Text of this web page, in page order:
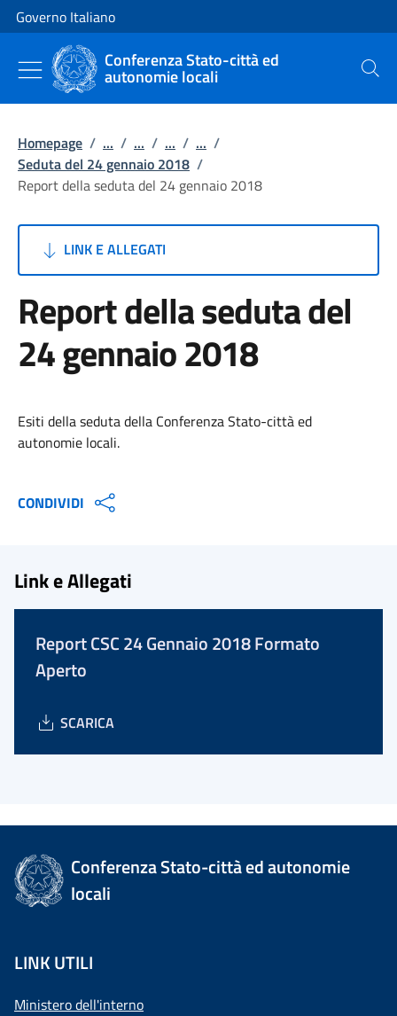
Vai al contenuto
Vai alla navigazione del sito
Governo Italiano
Conferenza Stato-città ed
autonomie locali Cerca
Homepage / ... / ... / ... / ... /
Seduta del 24 gennaio 2018 /
Report della seduta del 24 gennaio 2018
LINK E ALLEGATI
Report della seduta del
24 gennaio 2018
Esiti della seduta della Conferenza Stato-città ed
autonomie locali.
CONDIVIDI
Link e Allegati
Report CSC 24 Gennaio 2018 Formato
Aperto
SCARICA
Conferenza Stato-città ed autonomie
locali
LINK UTILI
Ministero dell'interno